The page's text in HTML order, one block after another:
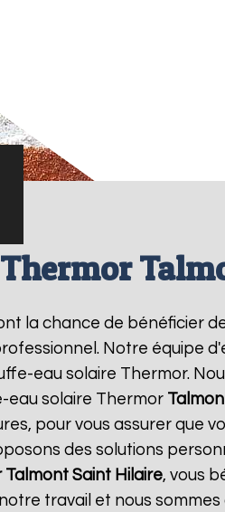
la chance de bénéficier
Notre équipe
eau solaire Thermor.
eau solaire Thermor
pour vous assurer que
des solutions
Talmont Saint Hilaire, vous
travail et nous